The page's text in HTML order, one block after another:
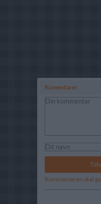
Komentarer
Kommentaren skal